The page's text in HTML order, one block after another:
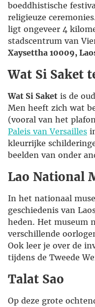
boeddhistische
religieuze
ligt ongeveer 4
stadscentrum van
Xaysettha 10009,
Wat Si Saket
Wat Si Saket is de
Men heeft zich wat
(vooral van het
Paleis van Versailles
kleurrijke
beelden van onder
Lao National
In het nationaal
geschiedenis van
heden. Het museum
verschillende
Ook leer je over de
tijdens de Tweede
Talat Sao
Op deze grote